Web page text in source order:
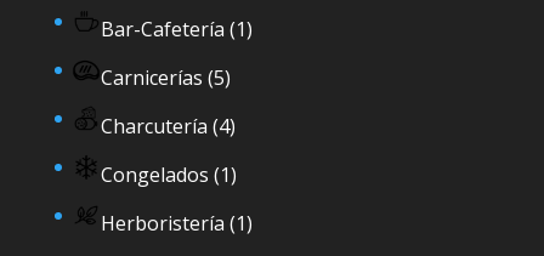
Bar-Cafetería (1)
Carnicerías (5)
Charcutería (4)
Congelados (1)
Herboristería (1)